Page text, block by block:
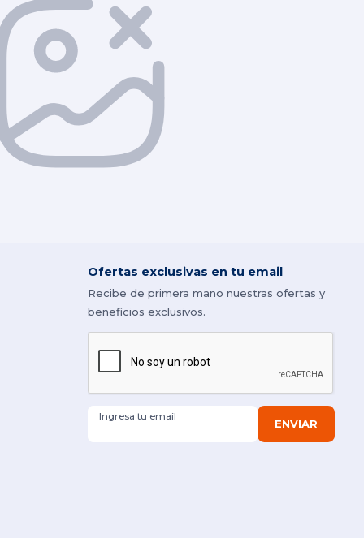
Ofertas exclusivas en tu email
Recibe de primera mano nuestras ofertas y
beneficios exclusivos.
Ingresa tu email
ENVIAR